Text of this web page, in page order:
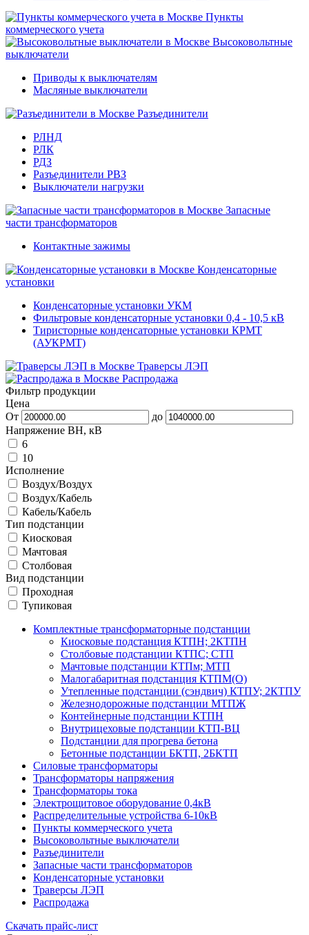
Пункты
коммерческого учета
Высоковольтные
выключатели
Приводы к выключателям
Масляные выключатели
Разъединители
РЛНД
РЛК
РДЗ
Разъединители РВЗ
Выключатели нагрузки
Запасные
части трансформаторов
Контактные зажимы
Конденсаторные
установки
Конденсаторные установки УКМ
Фильтровые конденсаторные установки 0,4 - 10,5 кВ
Тиристорные конденсаторные установки КРМТ
(АУКРМТ)
Траверсы ЛЭП
Распродажа
Фильтр продукции
Цена
От
до
Напряжение ВН, кВ
6
10
Исполнение
Воздух/Воздух
Воздух/Кабель
Кабель/Кабель
Тип подстанции
Киосковая
Мачтовая
Столбовая
Вид подстанции
Проходная
Тупиковая
Комплектные трансформаторные подстанции
Киосковые подстанция КТПН; 2КТПН
Столбовые подстанции КТПС; СТП
Мачтовые подстанции КТПм; МТП
Малогабаритная подстанция КТПМ(О)
Утепленные подстанции (сэндвич) КТПУ; 2КТПУ
Железнодорожные подстанции МТПЖ
Контейнерные подстанции КТПН
Внутрицеховые подстанции КТП-ВЦ
Подстанции для прогрева бетона
Бетонные подстанции БКТП, 2БКТП
Силовые трансформаторы
Трансформаторы напряжения
Трансформаторы тока
Электрощитовое оборудование 0,4кВ
Распределительные устройства 6-10кВ
Пункты коммерческого учета
Высоковольтные выключатели
Разъединители
Запасные части трансформаторов
Конденсаторные установки
Траверсы ЛЭП
Распродажа
Скачать прайс-лист